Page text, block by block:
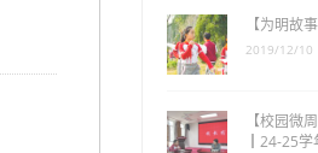
【为明故
2019/12/10
【校园微
┃24-25